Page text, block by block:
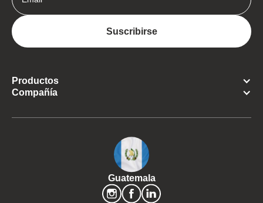
Productos
Compañía
Guatemala